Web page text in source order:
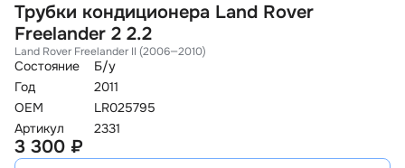
Трубки кондиционера Land Rover
Freelander 2 2.2
Land Rover Freelander II (2006—2010)
Состояние
Б/у
Год
2011
OEM
LR025795
Артикул
2331
3 300 ₽